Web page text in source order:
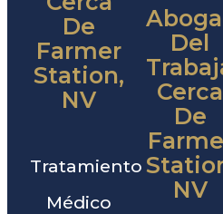
De
Farmer
Station,
NV
Tratamiento
Médico
Del
Cerca
De
NV